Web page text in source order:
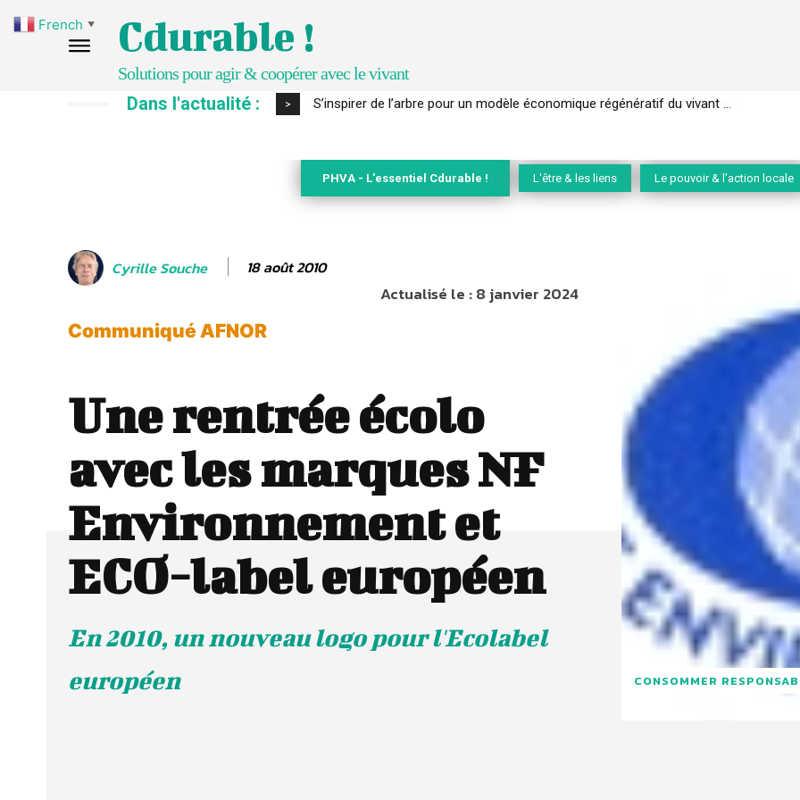
Cdurable !
Solutions pour agir & coopérer avec le vivant
Dans l'actualité : > S’inspirer de l’arbre pour un modèle économique régénératif du vivant …
PHVA - L'essentiel Cdurable ! L'être & les liens Le pouvoir & l'action locale
Cyrille Souche 18 août 2010
Actualisé le :8 janvier 2024
Communiqué AFNOR
Une rentrée écolo
avec les marques NF
Environnement et
ECO-label européen
En 2010, un nouveau logo pour l'Ecolabel
européen
CONSOMMER
French ▼